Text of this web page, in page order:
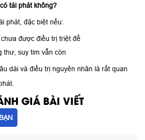
tái phát không?
phát, đặc biệt nếu:
được điều trị triệt để
thư, suy tim vẫn còn
dài và điều trị nguyên nhân là rất quan
GIÁ BÀI VIẾT